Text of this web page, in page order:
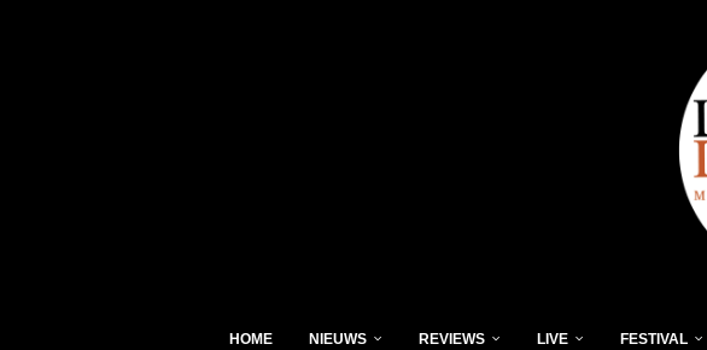
HOME NIEUWS REVIEWS LIVE FESTIVAL